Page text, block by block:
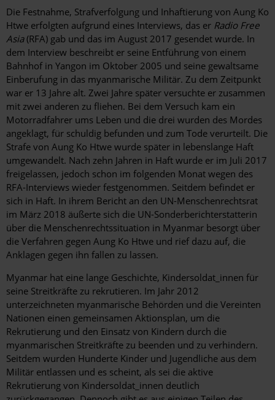
Hintergrund
Die Festnahme, Strafverfolgung und Inhaftierung von Aung Ko
Htwe erfolgten aufgrund eines Interviews, das er Radio Free
Asia(RFA) gab und das im August 2017 gesendet wurde. In
dem Interview beschreibt er seine Entführung von einem
Bahnhof in Yangon im Oktober 2005 und seine gewaltsame
Einberufung in das myanmarische Militär. Zu dem Zeitpunkt
war er 13 Jahre alt. Zwei Jahre später versuchte er zusammen
mit zwei anderen zu fliehen. Bei dem Versuch kam ein
Motorradfahrer ums Leben und die drei wurden des Mordes
angeklagt, für schuldig befunden und zum Tode verurteilt. Die
Strafe von Aung Ko Htwe wurde später in lebenslange Haft
umgewandelt. Nach zehn Jahren in Haft wurde er im Juli 2017
freigelassen, jedoch schon im folgenden Monat wegen des
RFA-Interviews wieder festgenommen. Seitdem befindet er
sich in Haft. In ihrem Bericht an den UN-Menschenrechtsrat
im März 2018 äußerte sich die UN-Sonderberichterstatterin
über die Menschenrechtssituation in Myanmar besorgt über
die Verfahren gegen Aung Ko Htwe und rief dazu auf, die
Anklagen gegen ihn fallen zu lassen.
Myanmar hat eine lange Geschichte, Kindersoldat_innen für
seine Streitkräfte zu rekrutieren. Im Jahr 2012
unterzeichneten myanmarische Behörden und die Vereinten
Nationen einen gemeinsamen Aktionsplan, um die
Rekrutierung und den Einsatz von Kindern durch die
myanmarischen Streitkräfte zu beenden und zu verhindern.
Seitdem wurden Hunderte Kinder und Jugendliche aus dem
Militär entlassen und es scheint, als sei die aktive
Rekrutierung von Kindersoldat_innen deutlich